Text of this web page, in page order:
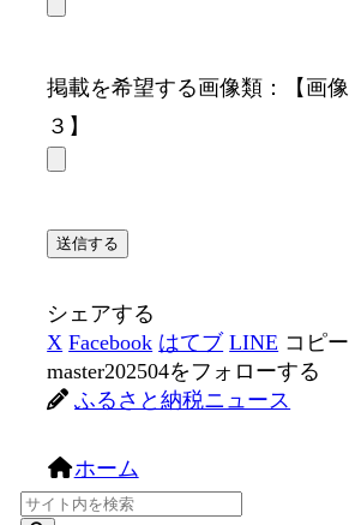
掲載を希望する画像類：【画像
３】
シェアする
X Facebook はてブ LINE コピー
master202504をフォローする
ふるさと納税ニュース
ホーム